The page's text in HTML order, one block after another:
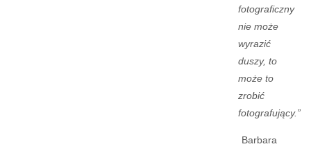
fotograficzny
nie może
wyrazić
duszy, to
może to
zrobić
fotografujący.”
Barbara